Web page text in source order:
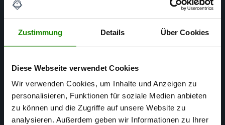
Zustimmung Details Über Cookies
Diese Webseite verwendet Cookies
Wir verwenden Cookies, um Inhalte und Anzeigen zu
personalisieren, Funktionen für soziale Medien anbieten
zu können und die Zugriffe auf unsere Website zu
analysieren. Außerdem geben wir Informationen zu Ihrer
Matthias Mertens
SACHVERSTÄNDIGER FÜR